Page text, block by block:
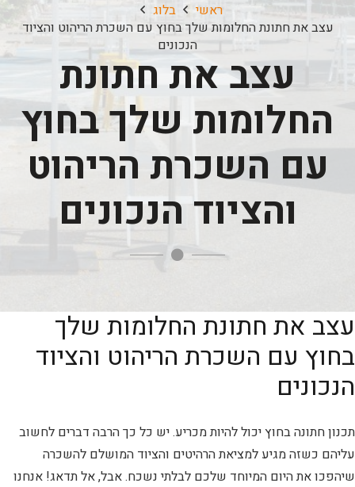
ראשי
בלוג
עצב את חתונת החלומות שלך בחוץ עם השכרת הריהוט והציוד
הנכונים
עצב את חתונת
החלומות שלך בחוץ
עם השכרת הריהוט
והציוד הנכונים
עצב את חתונת החלומות שלך
בחוץ עם השכרת הריהוט והציוד
הנכונים
תכנון חתונה בחוץ יכול להיות מכריע. יש כל כך הרבה דברים לחשוב
עליהם כשזה מגיע למציאת הרהיטים והציוד המושלם להשכרה
שיהפכו את היום המיוחד שלכם לבלתי נשכח. אבל, אל תדאג! אנחנו